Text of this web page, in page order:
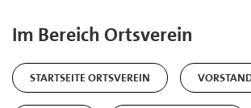
Im Bereich Ortsverein
STARTSEITE ORTSVEREIN